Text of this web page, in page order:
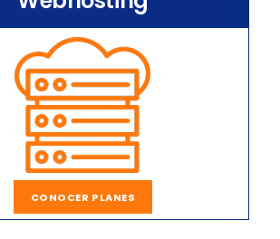
CONOCER PLANES